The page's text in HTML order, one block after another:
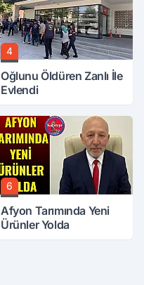
4
Oğlunu Öldüren Zanlı İle
Evlendi
6
Afyon Tarımında Yeni
Ürünler Yolda